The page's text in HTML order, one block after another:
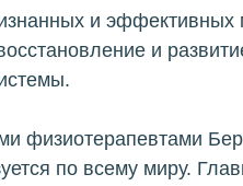
и эффективных
и
физиотерапевтами
по всему миру.